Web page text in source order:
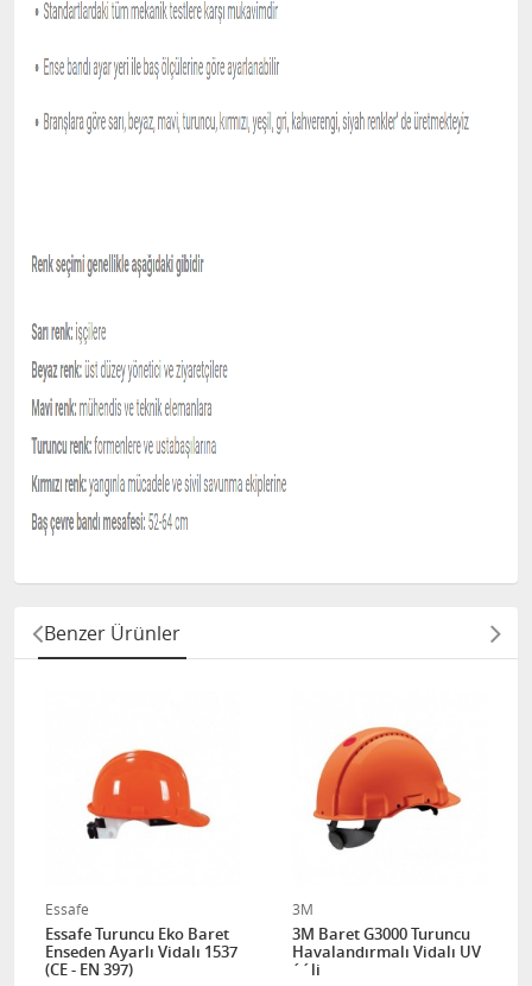
Benzer Ürünler
Essafe
Essafe Turuncu Eko Baret
Enseden Ayarlı Vidalı 1537
(CE - EN 397)
3M
3M Baret G3000 Turuncu
Havalandırmalı Vidalı UV
´´li